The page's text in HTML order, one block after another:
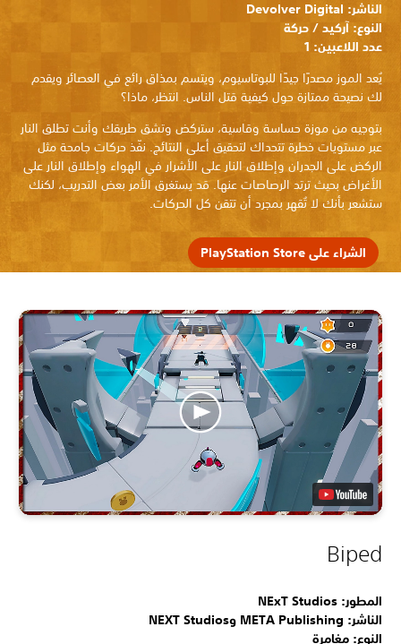
الناشر: Devolver Digital
النوع: آركيد / حركة
عدد اللاعبين: 1
يُعد الموز مصدرًا جيدًا للبوتاسيوم، ويتسم بمذاق رائع في العصائر ويقدم
لك نصيحة ممتازة حول كيفية قتل الناس. انتظر، ماذا؟
بتوجيه من موزة حساسة وقاسية، ستركض وتشق طريقك وأنت تطلق النار
عبر مستويات خطرة تتحداك لتحقيق أعلى النتائج. نفّذ حركات جامحة مثل
الركض على الجدران وإطلاق النار على الأشرار في الهواء وإطلاق النار على
الأغراض بحيث ترتد الرصاصات عنها. قد يستغرق الأمر بعض التدريب، لكنك
ستشعر بأنك لا تُقهر بمجرد أن تتقن كل الحركات.
الشراء على PlayStation Store
Biped
المطور: NExT Studios
الناشر: META Publishing وNEXT Studios
النوع: مغامرة